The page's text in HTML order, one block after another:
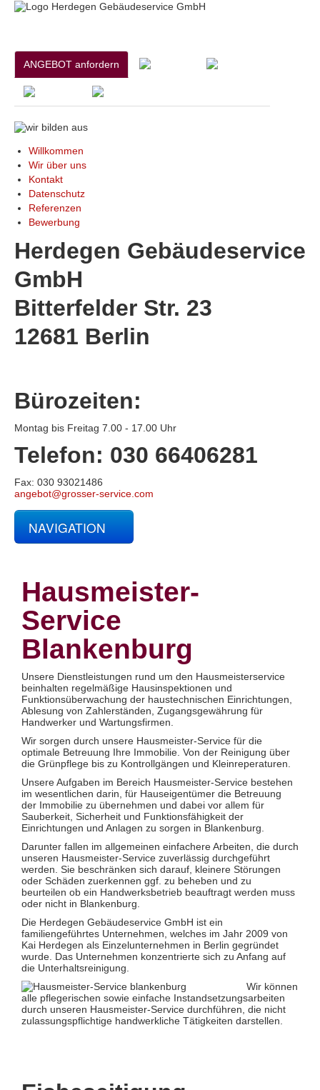
ANGEBOT anfordern
Willkommen
Wir über uns
Kontakt
Datenschutz
Referenzen
Bewerbung
Herdegen Gebäudeservice
GmbH
Bitterfelder Str. 23
12681 Berlin
Bürozeiten:
Montag bis Freitag 7.00 - 17.00 Uhr
Telefon: 030 66406281
Fax: 030 93021486
angebot@grosser-service.com
NAVIGATION
Büroreinigung
Centerreinigung
Fassadenreinigung und Denkmalpflege
Fensterreinigung
Fitnessstudioreinigung
Glas- und Glasfassadenreinigung
Großküchenreinigung
Grundreinigung
Industriereinigung
Kino- und Theatersaalreinigung
Kitareinigung
Praxisreinigung
Privathaushaltsreinigung
Restaurantreinigung
Schulreinigung
Solaranlagenreinigung mit Osmosetechnik
Unterhaltsreinigung
Veranstaltungsreinigung
Verkehrs- und Grauflächenreinigung
Verkehrsmittelreinigung
Hausmeisterservice
Grünflächenpflege
Winterdienst
Hausmeister-
Service
Blankenburg
Unsere Dienstleistungen rund um den Hausmeisterservice
beinhalten regelmäßige Hausinspektionen und
Funktionsüberwachung der haustechnischen Einrichtungen,
Ablesung von Zahlerständen, Zugangsgewährung für
Handwerker und Wartungsfirmen.
Wir sorgen durch unsere Hausmeister-Service für die
optimale Betreuung Ihre Immobilie. Von der Reinigung über
die Grünpflege bis zu Kontrollgängen und Kleinreperaturen.
Unsere Aufgaben im Bereich Hausmeister-Service bestehen
im wesentlichen darin, für Hauseigentümer die Betreuung
der Immobilie zu übernehmen und dabei vor allem für
Sauberkeit, Sicherheit und Funktionsfähigkeit der
Einrichtungen und Anlagen zu sorgen in Blankenburg.
Darunter fallen im allgemeinen einfachere Arbeiten, die durch
unseren Hausmeister-Service zuverlässig durchgeführt
werden. Sie beschränken sich darauf, kleinere Störungen
oder Schäden zuerkennen ggf. zu beheben und zu
beurteilen ob ein Handwerksbetrieb beauftragt werden muss
oder nicht in Blankenburg.
Die Herdegen Gebäudeservice GmbH ist ein
familiengeführtes Unternehmen, welches im Jahr 2009 von
Kai Herdegen als Einzelunternehmen in Berlin gegründet
wurde. Das Unternehmen konzentrierte sich zu Anfang auf
die Unterhaltsreinigung.
Wir können
alle pflegerischen sowie einfache Instandsetzungsarbeiten
durch unseren Hausmeister-Service durchführen, die nicht
zulassungspflichtige handwerkliche Tätigkeiten darstellen.